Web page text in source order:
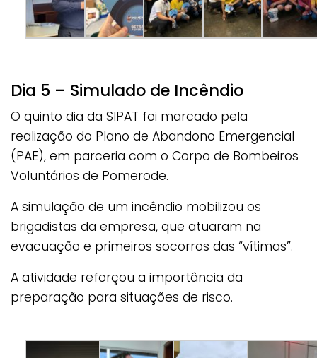
Dia 5 – Simulado de Incêndio
O quinto dia da SIPAT foi marcado pela
realização do Plano de Abandono Emergencial
(PAE), em parceria com o Corpo de Bombeiros
Voluntários de Pomerode.
A simulação de um incêndio mobilizou os
brigadistas da empresa, que atuaram na
evacuação e primeiros socorros das “vítimas”.
A atividade reforçou a importância da
preparação para situações de risco.